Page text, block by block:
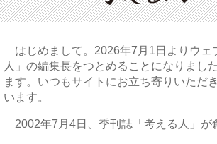
はじめまして。2026年7月1日よりウェ
人」の編集長をつとめることになりまし
ます。いつもサイトにお立ち寄りいただ
います。
2002年7月4日、季刊誌「考える人」が